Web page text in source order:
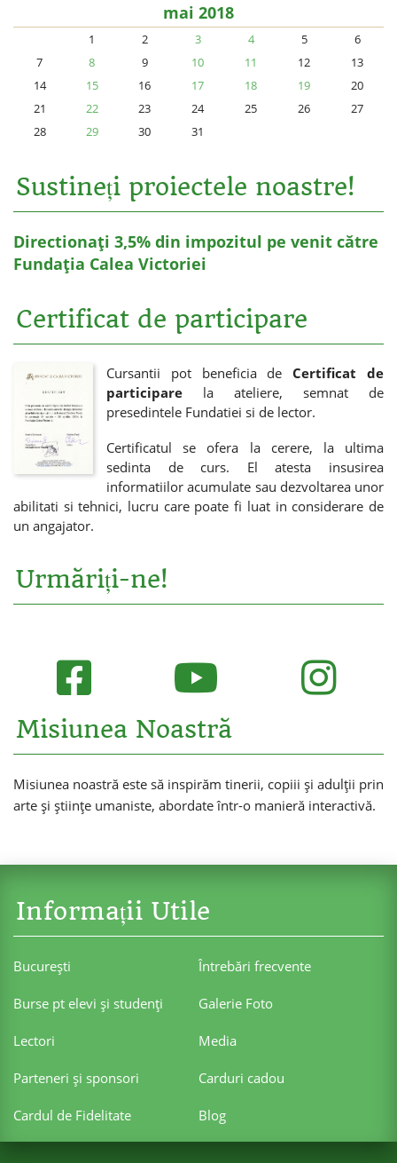
mai 2018
1 2 3 4 5
6
7
8 9 10 11 12
13
14
15 16 17 18 19
20
21
22 23 24 25 26
27
28
29 30 31
Sustineți proiectele noastre!
Directionați 3,5% din impozitul pe venit către
Fundația Calea Victoriei
Certificat de participare
Cursantii pot beneficia de Certificat de
participare la ateliere, semnat de
presedintele Fundatiei si de lector.
Certificatul se ofera la cerere, la ultima
sedinta de curs. El atesta insusirea
informatiilor acumulate sau dezvoltarea unor
abilitati si tehnici, lucru care poate fi luat in considerare de
un angajator.
Urmăriți-ne!
Misiunea Noastră
Misiunea noastră este să inspirăm tinerii, copiii și adulții prin
arte și științe umaniste, abordate într-o manieră interactivă.
Informații Utile
Bucureşti Întrebări frecvente
Burse pt elevi şi studenţi Galerie Foto
Lectori Media
Parteneri şi sponsori Carduri cadou
Cardul de Fidelitate Blog